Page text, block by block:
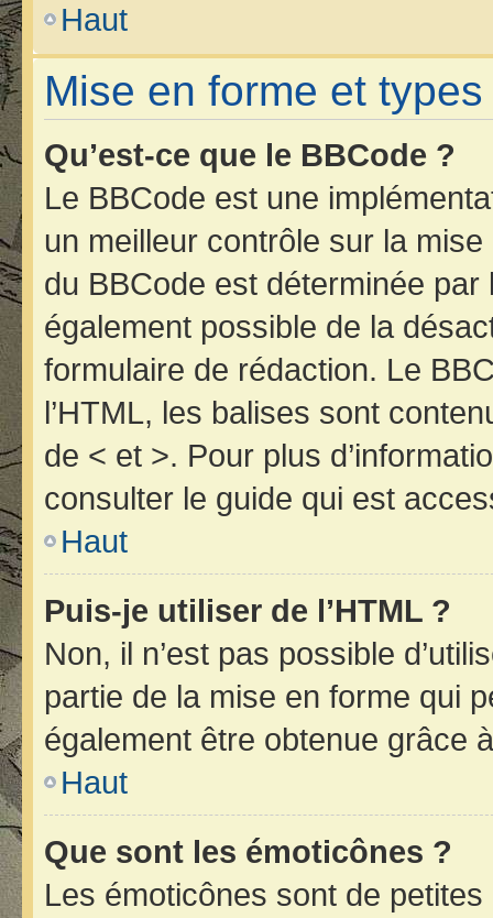
Haut
Mise en forme et
Qu’est-ce que le BBCode ?
Le BBCode est une
un meilleur contrôle sur la mise
du BBCode est déterminée par
également possible de la
formulaire de rédaction. Le
l’HTML, les balises sont
de < et >. Pour plus
consulter le guide qui est
Haut
Puis-je utiliser de l’HTML ?
Non, il n’est pas possible
partie de la mise en forme qui
également être obtenue grâce
Haut
Que sont les émoticônes ?
Les émoticônes sont de